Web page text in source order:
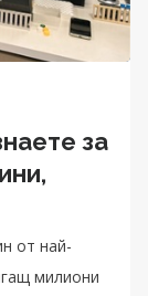
за
от най-
милиони